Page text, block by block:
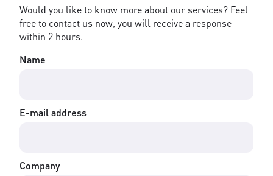
Would you like to know more about our services? Feel
free to contact us now, you will receive a response
within 2 hours.
Name
E-mail address
Company